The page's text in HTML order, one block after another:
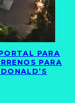
PARA
PARA